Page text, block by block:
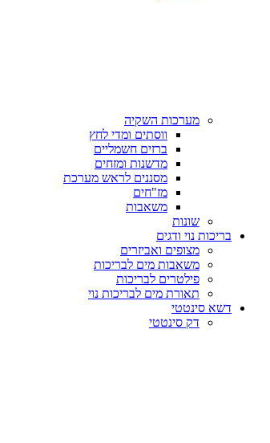
מערכות השקיה
ווסתים ומדי לחץ
ברזים חשמליים
מדשנות ומזחים
מסננים לראש מערכת
מז"חים
משאבות
שונות
בריכות נוי ודגים
מצופים ואביזרים
משאבות מים לבריכות
פילטרים לבריכות
תאורת מים לבריכות נוי
דשא סינטטי
דק סינטטי